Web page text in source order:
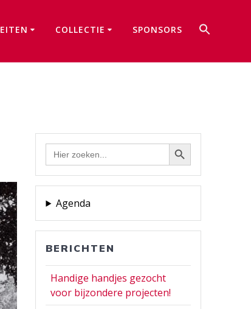
COLLECTIE SPONSORS
Zoek
naar:
Zoekknop
Agenda
BERICHTEN
Handige handjes gezocht
voor bijzondere projecten!